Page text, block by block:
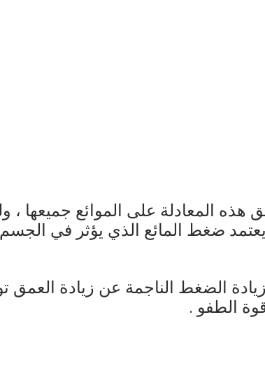
هذه المعادلة على الموائع جميعها
ضغط المائع الذي يؤثر في الجسم
الضغط الناجمة عن زيادة العمق
الطفو .